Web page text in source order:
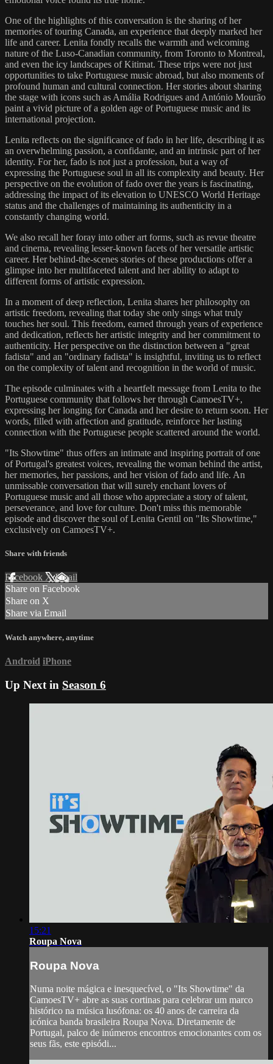
One of the highlights of this conversation is the sharing of her
memories of touring Canada, an experience that deeply marked her
life and career. Lenita fondly recalls the warmth and welcoming
nature of the Luso-Canadian community, from Toronto to Montreal,
and even the icy landscapes of Kitimat. These trips were not just
opportunities to take Portuguese music abroad, but also moments of
profound human and cultural connection. Her stories about sharing
the stage with icons such as Amália Rodrigues and António Mourão
paint a vivid picture of a golden age of Portuguese music and its
international projection.
Lenita reflects on the significance of fado in her life, describing it as
an overwhelming passion, a confidante, and an intrinsic part of her
identity. For her, fado is not just a profession, but a way of
expressing the Portuguese soul in all its complexity and beauty. Her
perspective on the evolution of fado over the years is fascinating,
addressing the impact of its elevation to UNESCO World Heritage
status and the challenges of maintaining its authenticity in a
constantly changing world.
We also recall her foray into other art forms, such as revue theatre
and cinema, revealing lesser-known facets of her versatile artistic
career. Her behind-the-scenes stories of these productions offer a
glimpse into her multifaceted talent and her ability to adapt to
different forms of artistic expression.
In a moment of deep reflection, Lenita shares her philosophy on
artistic freedom, revealing that today she only sings what truly
touches her soul. This freedom, earned through years of experience
and dedication, reflects her artistic integrity and her commitment to
authenticity. Her perspective on the distinction between a "great
fadista" and an "ordinary fadista" is insightful, inviting us to reflect
on the complexity of talent and recognition in the world of music.
The episode culminates with a heartfelt message from Lenita to the
Portuguese community that follows her through CamoesTV+,
expressing her longing for Canada and her desire to return soon. Her
words, filled with affection and gratitude, reinforce her lasting
connection with the Portuguese people scattered around the world.
"Its Showtime" thus offers an intimate and inspiring portrait of one
of Portugal's greatest voices, revealing the woman behind the artist,
her memories, her passions, and her vision of fado and life. An
unmissable conversation that will surely enchant lovers of
Portuguese music and all those who appreciate a story of talent,
perseverance, and love for culture. Don't miss this memorable
episode and discover the soul of Lenita Gentil on "Its Showtime,"
exclusively on CamoesTV+.
Share with friends
Facebook XEmail
Share on Facebook
Share on X
Share via Email
Watch anywhere, anytime
Android iPhone
Up Next in Season 6
15:21
Roupa Nova
Roupa Nova
Numa noite mágica e inesquecível, o "Its Showtime" da
CamoesTV+ abre as suas cortinas para celebrar um marco
histórico na música lusófona: os 40 anos de carreira da
icónica banda brasileira Roupa Nova. Diretamente de
Portugal, palco de inúmeros encontros emocionantes com os
seus fãs, este episódi...